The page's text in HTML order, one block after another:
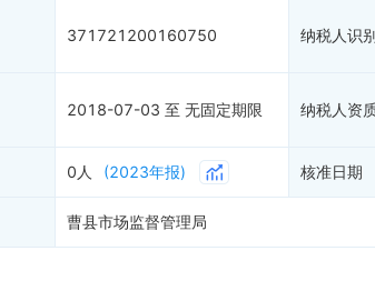
客户
371721200160750 纳税人识
2018-07-03 至 无固定期限 纳税人资
0人 (2023年报) 核准日期
曹县市场监督管理局